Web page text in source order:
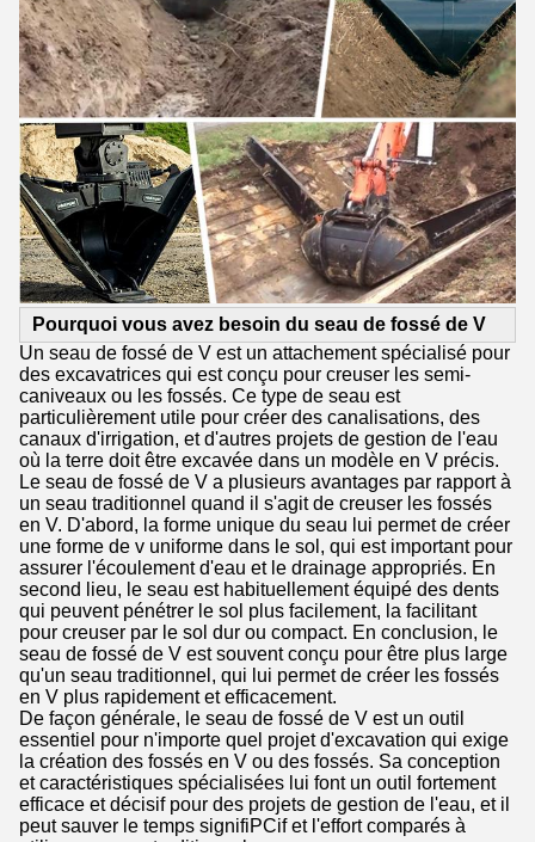
Pourquoi vous avez besoin du seau de fossé de V
Un seau de fossé de V est un attachement spécialisé pour
des excavatrices qui est conçu pour creuser les semi-
caniveaux ou les fossés. Ce type de seau est
particulièrement utile pour créer des canalisations, des
canaux d'irrigation, et d'autres projets de gestion de l'eau
où la terre doit être excavée dans un modèle en V précis.
Le seau de fossé de V a plusieurs avantages par rapport à
un seau traditionnel quand il s'agit de creuser les fossés
en V. D'abord, la forme unique du seau lui permet de créer
une forme de v uniforme dans le sol, qui est important pour
assurer l'écoulement d'eau et le drainage appropriés. En
second lieu, le seau est habituellement équipé des dents
qui peuvent pénétrer le sol plus facilement, la facilitant
pour creuser par le sol dur ou compact. En conclusion, le
seau de fossé de V est souvent conçu pour être plus large
qu'un seau traditionnel, qui lui permet de créer les fossés
en V plus rapidement et efficacement.
De façon générale, le seau de fossé de V est un outil
essentiel pour n'importe quel projet d'excavation qui exige
la création des fossés en V ou des fossés. Sa conception
et caractéristiques spécialisées lui font un outil fortement
efficace et décisif pour des projets de gestion de l'eau, et il
peut sauver le temps signifiPCif et l'effort comparés à